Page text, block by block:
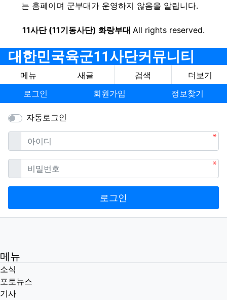
는 홈페이며 군부대가 운영하지 않음을 알립니다.
11사단 (11기동사단) 화랑부대 All rights reserved.
대한민국육군11사단커뮤니티
메뉴 새글 검색
더보기
로그인
회원가입 정보찾기
자동로그인
아이디필수
비밀번호필수
로그인
메뉴
소식
포토뉴스
기사